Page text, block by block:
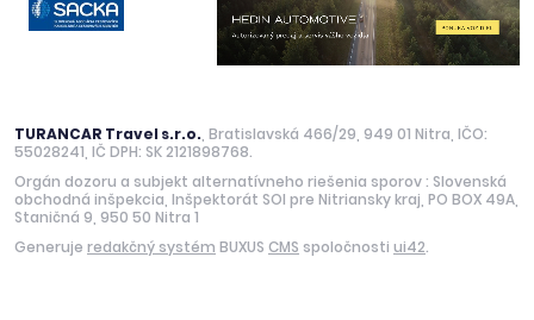
TURANCAR Travel s.r.o. , Bratislavská 466/29, 949 01 Nitra, IČO:
55028241, IČ DPH: SK 2121898768.
Orgán dozoru a subjekt alternatívneho riešenia sporov : Slovenská
obchodná inšpekcia, Inšpektorát SOI pre Nitriansky kraj, PO BOX 49A,
Staničná 9, 950 50 Nitra 1
Generuje redakčný systém BUXUS CMS spoločnosti ui42.